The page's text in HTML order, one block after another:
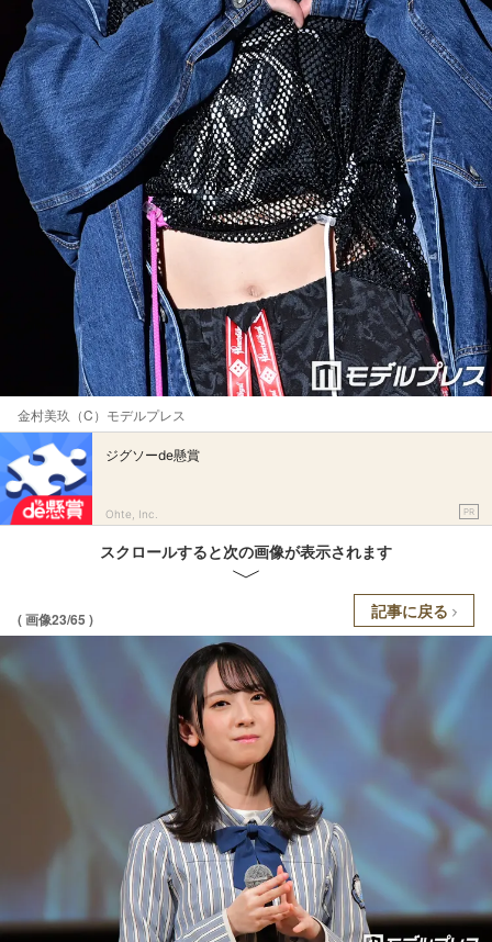
金村美玖（C）モデルプレス
ジグソーde懸賞
Ohte, Inc. PR
スクロールすると次の画像が表示されます
( 画像23/65 ) 記事に戻る